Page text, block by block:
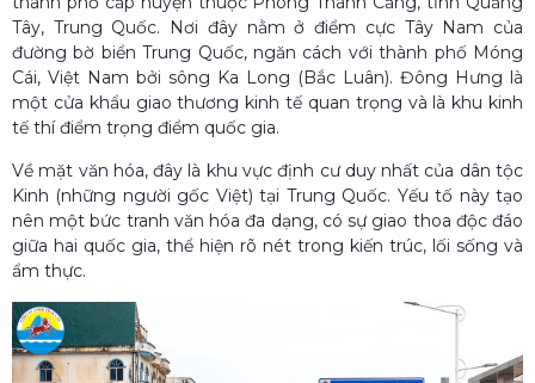
Tây, Trung Quốc. Nơi đây nằm ở điểm cực Tây Nam của
đường bờ biển Trung Quốc, ngăn cách với thành phố Móng
Cái, Việt Nam bởi sông Ka Long (Bắc Luân). Đông Hưng là
một cửa khẩu giao thương kinh tế quan trọng và là khu kinh
tế thí điểm trọng điểm quốc gia.
Về mặt văn hóa, đây là khu vực định cư duy nhất của dân tộc
Kinh (những người gốc Việt) tại Trung Quốc. Yếu tố này tạo
nên một bức tranh văn hóa đa dạng, có sự giao thoa độc đáo
giữa hai quốc gia, thể hiện rõ nét trong kiến trúc, lối sống và
ẩm thực.